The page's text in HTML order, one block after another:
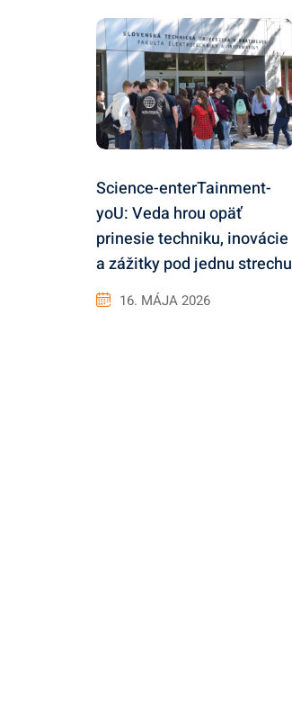
Science-enterTainment-
yoU: Veda hrou opäť
prinesie techniku, inovácie
a zážitky pod jednu strechu
16. MÁJA 2026